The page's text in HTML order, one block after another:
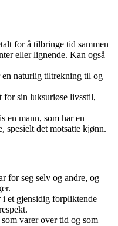
for å tilbringe tid sammen
eller lignende. Kan også
en naturlig tiltrekning til og
for sin luksuriøse livsstil,
en mann, som har en
spesielt det motsatte kjønn.
for seg selv og andre, og
i et gjensidig forpliktende
varer over tid og som